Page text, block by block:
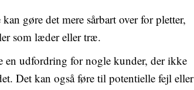
gøre det mere sårbart over for pletter,
som læder eller træ.
en udfordring for nogle kunder, der ikke
Det kan også føre til potentielle fejl eller